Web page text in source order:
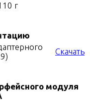
г
Скачать
модуля